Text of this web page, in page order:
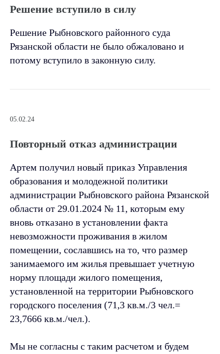
Решение вступило в силу
Решение Рыбновского районного суда
Рязанской области не было обжаловано и
потому вступило в законную силу.
05.02.24
Повторный отказ администрации
Артем получил новый приказ Управления
образования и молодежной политики
администрации Рыбновского района Рязанской
области от 29.01.2024 № 11, которым ему
вновь отказано в установлении факта
невозможности проживания в жилом
помещении, сославшись на то, что размер
занимаемого им жилья превышает учетную
норму площади жилого помещения,
установленной на территории Рыбновского
городского поселения (71,3 кв.м./3 чел.=
23,7666 кв.м./чел.).
Мы не согласны с таким расчетом и будем